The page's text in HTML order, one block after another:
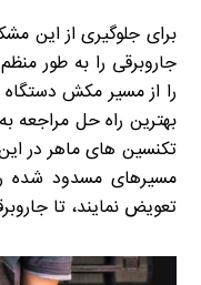
برای جلوگیری از این
جاروبرقی را به طور
را از مسیر مکش
بهترین راه حل مراجعه
تکنسین های ماهر در
مسیرهای مسدود شده
تعویض نمایند، تا